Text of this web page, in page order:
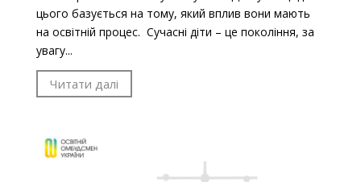
цього базується на тому, який вплив вони мають
на освітній процес. Сучасні діти – це покоління, за
увагу...
Читати далі